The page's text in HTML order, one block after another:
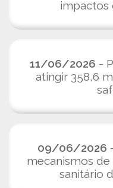
impactos
11/06/2026 -
atingir 358,6
09/06/2026
mecanismos
sanitário